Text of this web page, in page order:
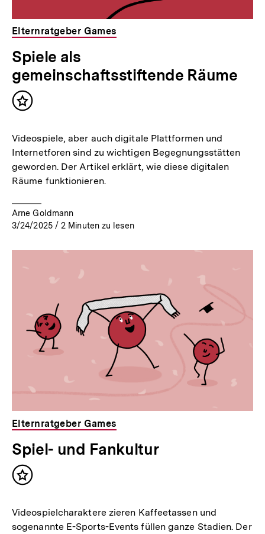
Elternratgeber Games
Spiele als
gemeinschaftsstiftende Räume
Inhalt
Videospiele, aber auch digitale Plattformen und
Internetforen sind zu wichtigen Begegnungsstätten
geworden. Der Artikel erklärt, wie diese digitalen
Räume funktionieren.
Arne Goldmann
3/24/2025 / 2 Minuten zu lesen
Elternratgeber Games
Spiel- und Fankultur
Inhalt
Videospielcharaktere zieren Kaffeetassen und
sogenannte E-Sports-Events füllen ganze Stadien. Der